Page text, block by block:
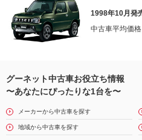
1998年10月発
中古車平均価格
グーネット中古車お役立ち情報
〜あなたにぴったりな1台を〜
メーカーから中古車を探す
地域から中古車を探す